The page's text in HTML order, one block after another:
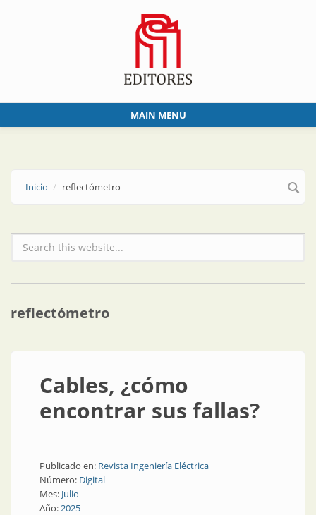
MAIN MENU
Inicio reflectómetro
Formulario de búsqueda
reflectómetro
Cables, ¿cómo
encontrar sus fallas?
Publicado en: Revista Ingeniería Eléctrica
Número: Digital
Mes: Julio
Año:2025